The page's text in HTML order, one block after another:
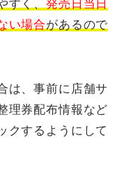
すく、発売日当日
い場合があるので
は、事前に店舗サ
理券配布情報など
クするようにして